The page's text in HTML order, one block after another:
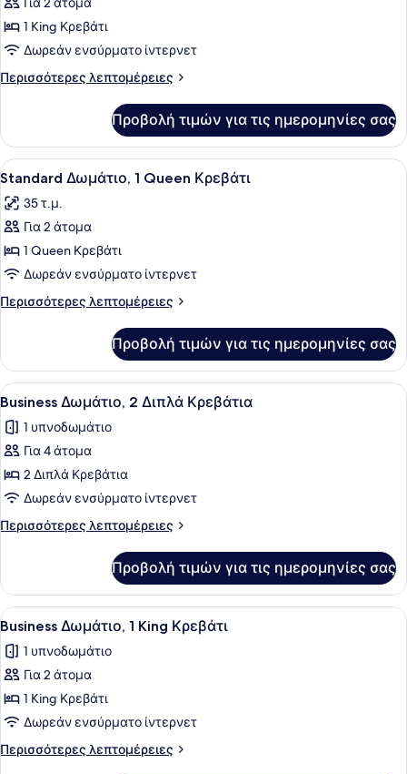
Deluxe
Δωμάτιο
1 King Κρεβάτι
Δωρεάν ενσύρματο ίντερνετ
Περισσότερες λεπτομέρειες
Περισσότερες
Δωμάτιο
Προβολή τιμών για τις ημερομηνίες σας
Προβολή
όλων
των
φωτογραφιών
για
Standard
Δωμάτιο,
1
Κρεβάτι
Ένα δωμάτιο ξενοδοχείου με ένα
5
Standard Δωμάτιο, 1 Queen Κρεβάτι
35 τ.μ.
Για 2 άτομα
1 Queen Κρεβάτι
Δωρεάν ενσύρματο ίντερνετ
Περισσότερες λεπτομέρειες
Περισσότερες
Δωμάτιο,
Queen
Προβολή τιμών για τις ημερομηνίες σας
Προβολή
όλων
των
φωτογραφιών
για
Business
Δωμάτιο,
2
Κρεβάτια
Ένα δωμάτιο ξενοδοχείου με ένα
3
Business Δωμάτιο, 2 Διπλά Κρεβάτια
1 υπνοδωμάτιο
Για 4 άτομα
2 Διπλά Κρεβάτια
Δωρεάν ενσύρματο ίντερνετ
Περισσότερες λεπτομέρειες
Περισσότερες
Δωμάτιο,
Διπλά
Προβολή τιμών για τις ημερομηνίες σας
Προβολή
όλων
των
φωτογραφιών
για
Business
Δωμάτιο,
1
Ένα δωμάτιο ξενοδοχείου με ένα
5
Business Δωμάτιο, 1 King Κρεβάτι
1 υπνοδωμάτιο
Για 2 άτομα
1 King Κρεβάτι
Δωρεάν ενσύρματο ίντερνετ
Περισσότερες λεπτομέρειες
Περισσότερες